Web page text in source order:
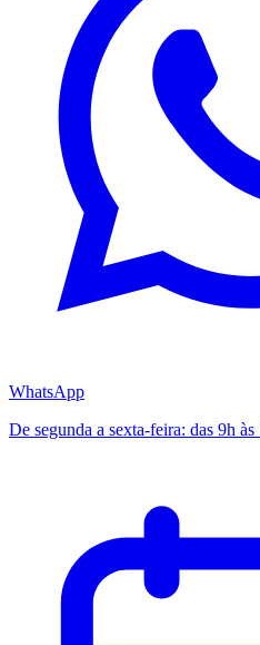
WhatsApp
De segunda a sexta-feira: das 9h às